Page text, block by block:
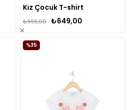
Kız Çocuk T-shirt
₺649,00
₺999,00
%35